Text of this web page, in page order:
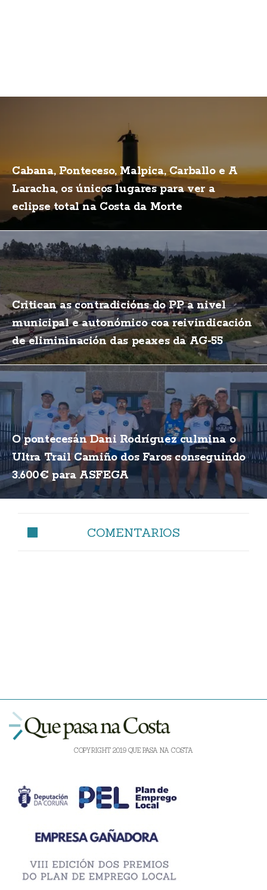
Cabana, Ponteceso, Malpica, Carballo e A
Laracha, os únicos lugares para ver a
eclipse total na Costa da Morte
Critican as contradicións do PP a nivel
municipal e autonómico coa reivindicación
de elimininación das peaxes da AG-55
O pontecesán Dani Rodríguez culmina o
Ultra Trail Camiño dos Faros conseguindo
3.600€ para ASFEGA
COMENTARIOS
COPYRIGHT 2019 QUE PASA NA COSTA